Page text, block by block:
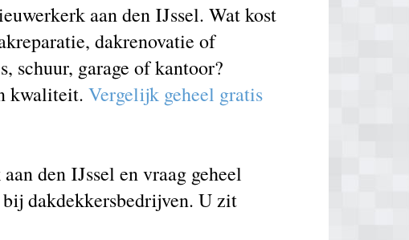
aan den IJssel. Wat kost
dakrenovatie of
schuur, garage of kantoor?
kwaliteit.Vergelijk geheel gratis
den IJssel en vraag geheel
dakdekkersbedrijven. U zit